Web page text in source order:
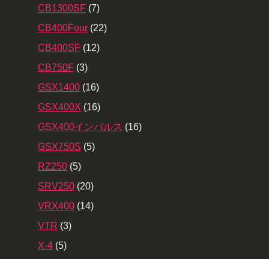
CB1300SF (7)
CB400Four (22)
CB400SF (12)
CB750F (3)
GSX1400 (16)
GSX400X (16)
GSX400インパルス (16)
GSX750S (5)
RZ250 (5)
SRV250 (20)
VRX400 (14)
VTR (3)
X-4 (5)